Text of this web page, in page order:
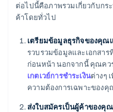
ต่อไปนี้คือภาพรวมเกี่ยวกับกร
ค้าโดยทั่วไป
เตรียมข้อมูลธุรกิจของคุณ
รวบรวมข้อมูลและเอกสา
ก่อนหน้า นอกจากนี้ คุณคว
เกตเวย์การชำระเงินต่างๆ
ความต้องการเฉพาะของ
ส่งใบสมัครเป็นผู้ค้าของคุ